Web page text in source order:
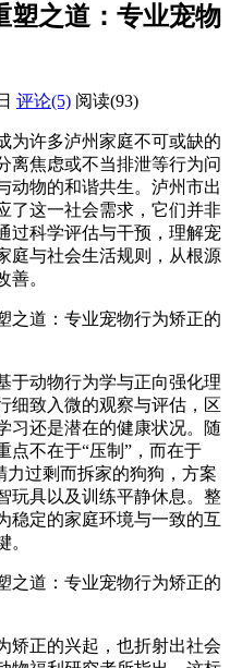
塑之道：专业宠物
评论(5) 阅读(93)
为许多泸州家庭不可或缺的
离焦虑或不当排泄等行为问
动物的和谐共生。泸州市出
了这一社会需求，它们并非
过科学评估与干预，理解宠
庭与社会生活规则，从根源
善。
于动物行为学与正向强化理
细致入微的观察与评估，区
习还是潜在的健康状况。随
点不在于“压制”，而在于
力过剩而拆家的狗狗，方案
玩具以及训练平静休息。整
稳定的家庭环境与一致的互
。
矫正的兴起，也折射出社会